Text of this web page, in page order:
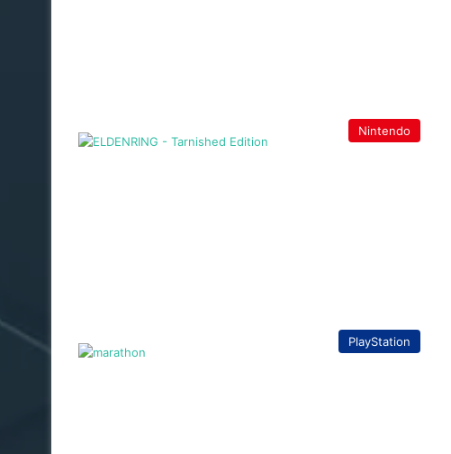
Nintendo
PlayStation